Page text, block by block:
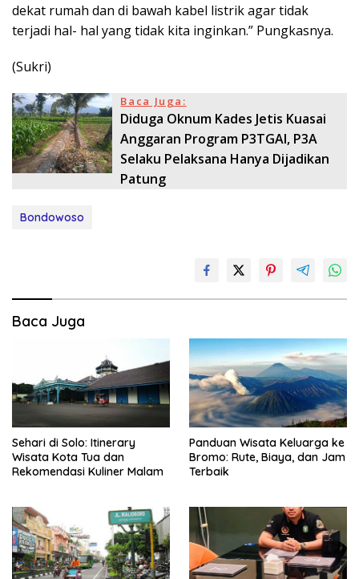
dekat rumah dan di bawah kabel listrik agar tidak
terjadi hal- hal yang tidak kita inginkan.” Pungkasnya.
(Sukri)
Baca Juga:
Diduga Oknum Kades Jetis Kuasai
Anggaran Program P3TGAI, P3A
Selaku Pelaksana Hanya Dijadikan
Patung
Bondowoso
Baca Juga
Sehari di Solo: Itinerary
Wisata Kota Tua dan
Rekomendasi Kuliner Malam
Panduan Wisata Keluarga ke
Bromo: Rute, Biaya, dan Jam
Terbaik